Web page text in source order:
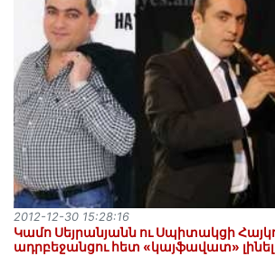
Կամո Սեյրանյանն ու Սպիտակցի
ադրբեջանցու հետ «կայֆավատ»
2012-12-30 15:28:16